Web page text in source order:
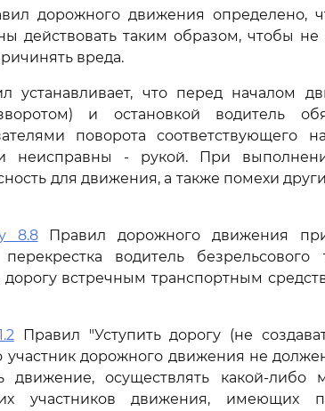
дорожного движения определено,
действовать таким образом, чтобы не
вреда.
устанавливает, что перед началом
и остановкой водитель
поворота соответствующего
неисправны - рукой. При
для движения, а также помехи
8.8Правил дорожного движения
водитель безрельсового
дорогу встречным транспортным
Правил "Уступить дорогу (не
участник дорожного движения не
движение, осуществлять какой-либо
участников движения,